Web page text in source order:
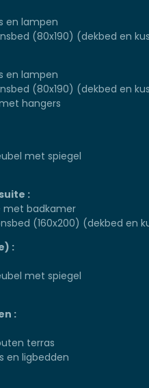
en lampen
(80x190) (dekbed en
en lampen
(80x190) (dekbed en
hangers
met spiegel
:
met badkamer
(160x200) (dekbed en
:
met spiegel
:
terras
en ligbedden